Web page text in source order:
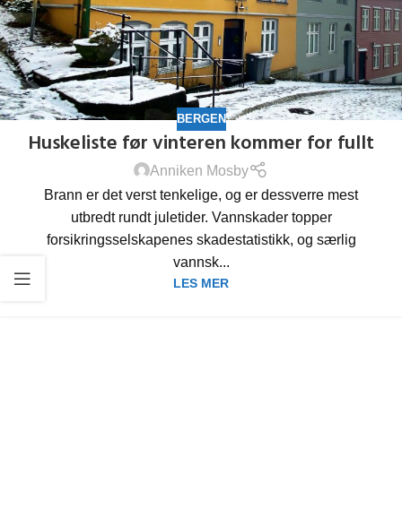
BERGEN
Huskeliste før vinteren kommer for fullt
Anniken Mosby
Brann er det verst tenkelige, og er dessverre mest
utbredt rundt juletider. Vannskader topper
forsikringsselskapenes skadestatistikk, og særlig
vannsk...
LES MER